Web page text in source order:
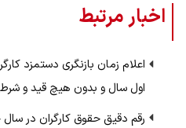
اخبار مرتبط
اول سال و بدون هیچ قید و
رقم دقیق حقوق کارگران در